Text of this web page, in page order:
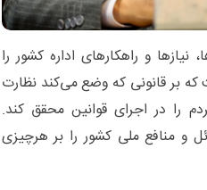
و راهکار‌های اداره کشور را
بر قانونی که وضع می‌کند نظارت
را در اجرای قوانین محقق کند.
منافع ملی کشور را بر هرچیزی